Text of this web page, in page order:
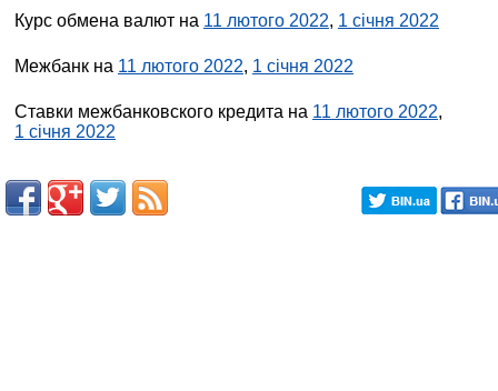
Курс обмена валют на 11 лютого 2022, 1 січня 2022
Межбанк на 11 лютого 2022, 1 січня 2022
Ставки межбанковского кредита на 11 лютого 2022,
1 січня 2022